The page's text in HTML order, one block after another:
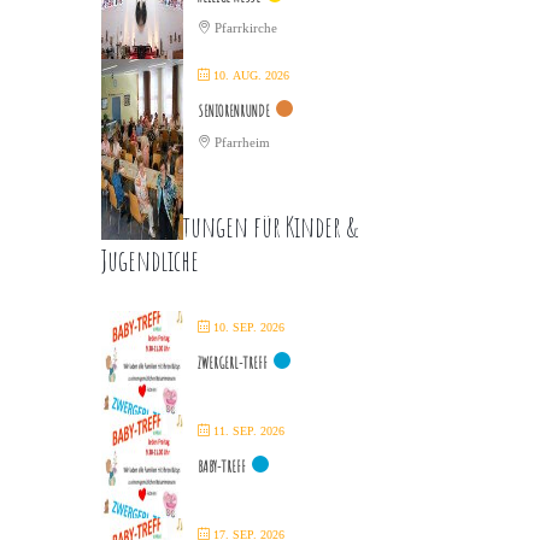
Pfarrkirche
10. AUG. 2026
SENIORENRUNDE
Pfarrheim
Veranstaltungen für Kinder &
Jugendliche
10. SEP. 2026
ZWERGERL-TREFF
11. SEP. 2026
BABY-TREFF
17. SEP. 2026